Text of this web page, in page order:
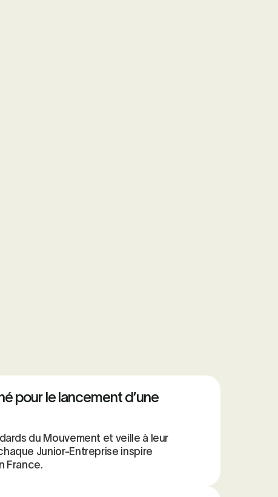
pour le lancement d’une
du Mouvement et veille à leur
Junior-Entreprise inspire
France.